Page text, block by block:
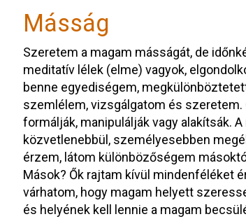
Másság
Szeretem a magam másságát, de
meditatív lélek (elme) vagyok,
benne egyediségem,
szemlélem, vizsgálgatom és szeretem.
formálják, manipulálják vagy alakítsák.
közvetlenebbül, személyesebben
érzem, látom különbözőségem
Mások? Ők rajtam kívül mindenféléket
várhatom, hogy magam helyett
és helyének kell lennie a magam